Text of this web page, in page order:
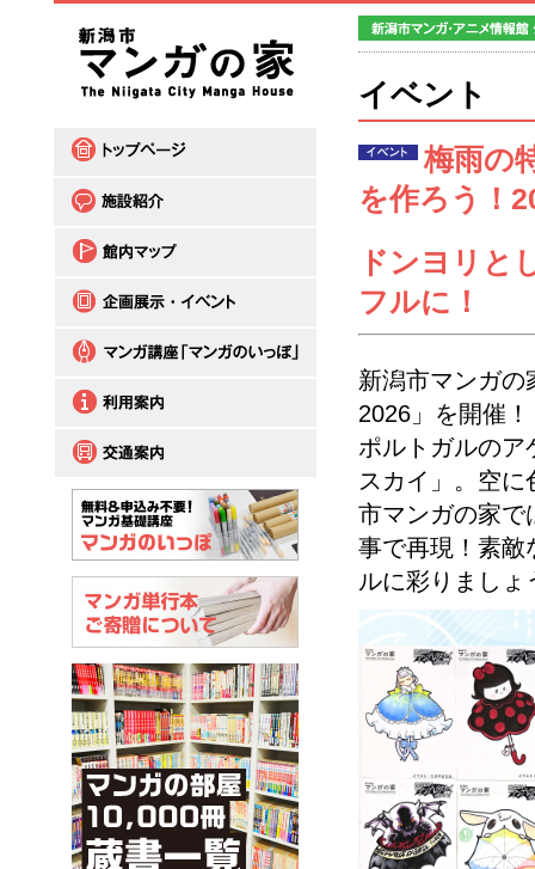
イベント
梅雨の
を作ろう！
ドンヨリと
フルに！
新潟市マンガの
2026」を開催！
ポルトガルのア
スカイ」。空
市マンガの家で
事で再現！素敵
ルに彩りましょ